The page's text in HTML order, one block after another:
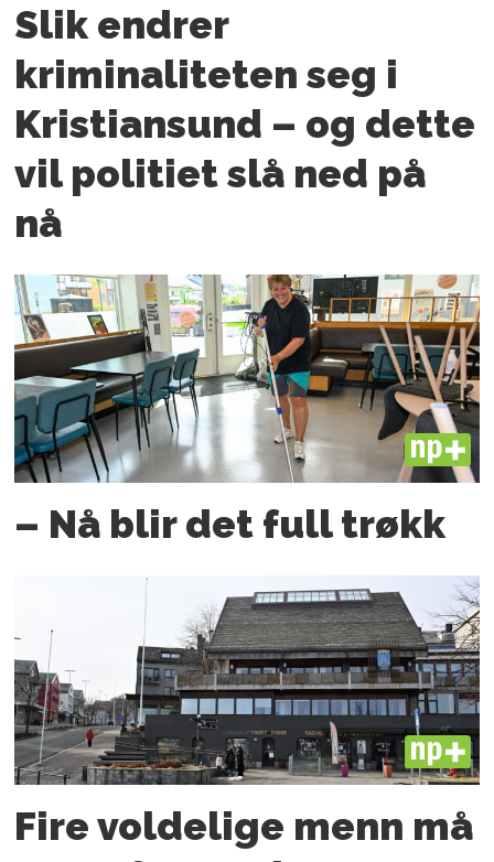
Slik endrer
kriminaliteten seg i
Kristiansund – og dette
vil politiet slå ned på
nå
PLUS
– Nå blir det full trøkk
PLUS
Fire voldelige menn må